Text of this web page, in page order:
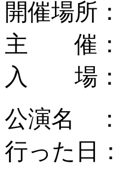
開催場所
主 催：
入 場：
公演名 ：
行った日